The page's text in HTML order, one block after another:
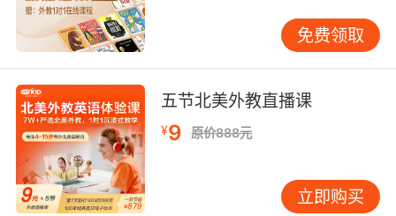
辅音和元音连在一起时，会出现辅元连音现象，
例如an apple中an末尾的/n/音会和apple开头的/
æ/音连在一起读/næ/。
（三）脱落（Elision）
免费领取
五节北美外教直播课
¥9 原价888元
立即购买